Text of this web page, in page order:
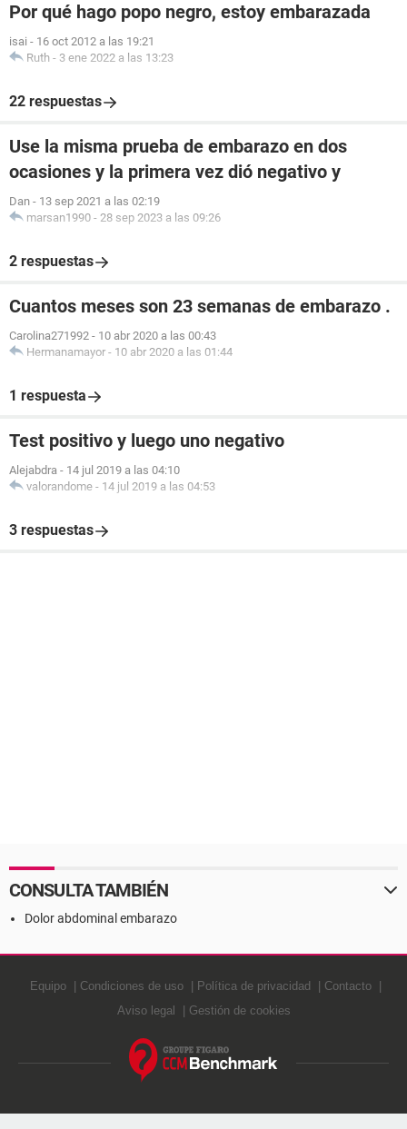
Por qué hago popo negro, estoy embarazada
isai - 16 oct 2012 a las 19:21
Ruth - 3 ene 2022 a las 13:23
22 respuestas
Use la misma prueba de embarazo en dos
ocasiones y la primera vez dió negativo y
Dan - 13 sep 2021 a las 02:19
marsan1990 - 28 sep 2023 a las 09:26
2 respuestas
Cuantos meses son 23 semanas de embarazo .
Carolina271992 - 10 abr 2020 a las 00:43
Hermanamayor - 10 abr 2020 a las 01:44
1 respuesta
Test positivo y luego uno negativo
Alejabdra - 14 jul 2019 a las 04:10
valorandome - 14 jul 2019 a las 04:53
3 respuestas
CONSULTA TAMBIÉN
Dolor abdominal embarazo
Equipo Condiciones de uso Política de privacidad
Contacto
Aviso legal
Gestión de cookies